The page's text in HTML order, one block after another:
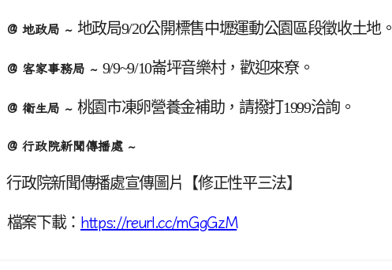
@ 地政局 ~ 地政局9/20公開標售中壢運動公園區段徵收土地。
@ 客家事務局 ~ 9/9~9/10崙坪音樂村，歡迎來尞。
@ 衛生局 ~ 桃園市凍卵營養金補助，請撥打1999洽詢。
@ 行政院新聞傳播處 ~
行政院新聞傳播處宣傳圖片【修正性平三法】
檔案下載： https://reurl.cc/mGgGzM